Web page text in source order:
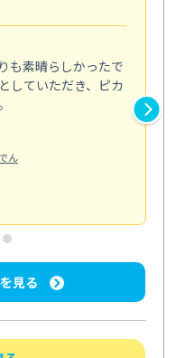
も素晴らしかったで
していただき、ピカ
ん
見る